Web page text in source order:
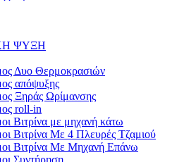
ΨΥΞΗ
Δυο Θερμοκρασιών
απόψυξης
Ξηράς Ωρίμανσης
roll-in
Βιτρίνα με μηχανή κάτω
Βιτρίνα Με 4 Πλευρές Τζαμιού
Βιτρίνα Με Μηχανή Επάνω
Συντήρηση